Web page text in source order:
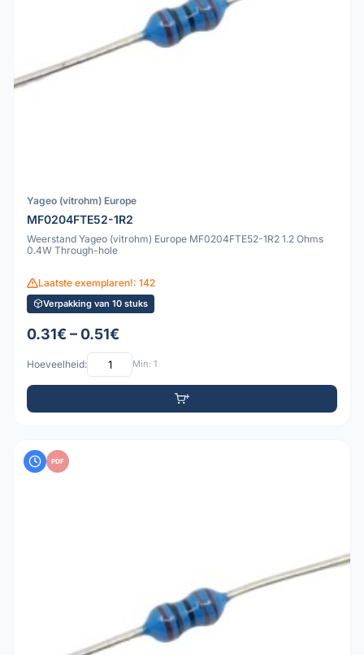
Yageo (vitrohm) Europe
MF0204FTE52-1R2
Weerstand Yageo (vitrohm) Europe MF0204FTE52-1R2 1.2 Ohms
0.4W Through-hole
Laatste exemplaren!: 142
Verpakking van 10 stuks
0.31€ – 0.51€
Hoeveelheid: Min: 1
PDF